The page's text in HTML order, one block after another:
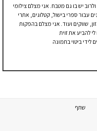
יש בו גם מטבח. אני מצלם צילומי
עבור ספרי בישול, קטלוגים, אתרי
שווקים ועוד. אני מצלם בהפקות
להביע את זוית
ביטוי בתמונה
שתף